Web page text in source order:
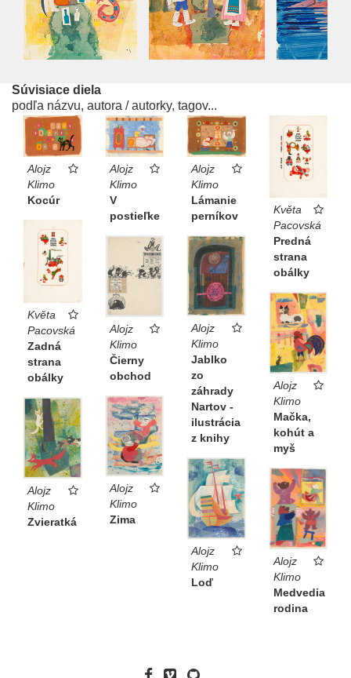
Súvisiace diela
podľa názvu, autora / autorky, tagov...
Alojz
Klimo
Kocúr
Alojz
Klimo
V
postieľke
Alojz
Klimo
Lámanie
perníkov
Květa
Pacovská
Predná
strana
obálky
Květa
Pacovská
Zadná
strana
obálky
Alojz
Klimo
Čierny
obchod
Alojz
Klimo
Jablko
zo
záhrady
Nartov -
ilustrácia
z knihy
Alojz
Klimo
Mačka,
kohút a
myš
Alojz
Klimo
Zima
Alojz
Klimo
Zvieratká
Alojz
Klimo
Loď
Alojz
Klimo
Medvedia
rodina